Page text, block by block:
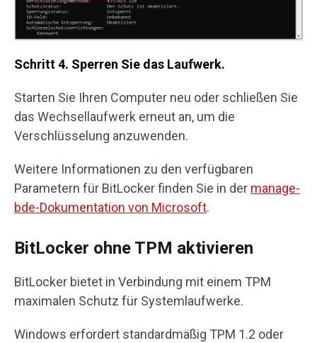
Schritt 4. Sperren Sie das Laufwerk.
Starten Sie Ihren Computer neu oder schließen Sie
das Wechsellaufwerk erneut an, um die
Verschlüsselung anzuwenden.
Weitere Informationen zu den verfügbaren
Parametern für BitLocker finden Sie in der manage-
bde-Dokumentation von Microsoft.
BitLocker ohne TPM aktivieren
BitLocker bietet in Verbindung mit einem TPM
maximalen Schutz für Systemlaufwerke.
Windows erfordert standardmäßig TPM 1.2 oder